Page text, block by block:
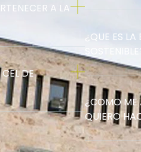
A LA
DE
¿QUE ES LA
¿COMO ME
QUIERO